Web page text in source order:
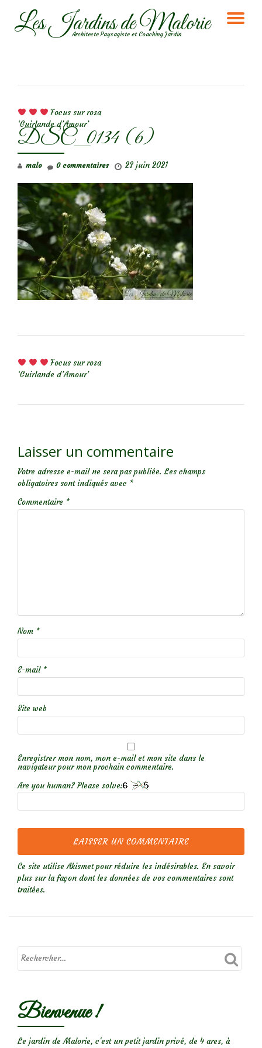
AllerLes Jardins de Malorie
Architecte Paysagiste et Coaching Jardin
Focus sur rosa
‘Guirlande d’Amour’
DSC_0134 (6)
malo 23 juin 2021
0 commentaires
Focus sur rosa
‘Guirlande d’Amour’
Laisser un commentaire
Votre adresse e-mail ne sera pas publiée. Les champs
obligatoires sont indiqués avec *
Commentaire *
Nom *
E-mail *
Site web
Enregistrer mon nom, mon e-mail et mon site dans le
navigateur pour mon prochain commentaire.
Are you human? Please solve:
Ce site utilise Akismet pour réduire les indésirables. En savoir
plus sur la façon dont les données de vos commentaires sont
traitées.
Bienvenue !
Le jardin de Malorie, c'est un petit jardin privé, de 4 ares, à